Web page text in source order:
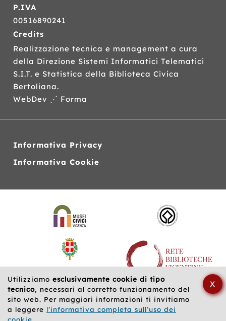
Utilizziamo esclusivamente cookie di tipo
tecnico, necessari al corretto funzionamento del
sito web. Per maggiori informazioni ti invitiamo
a leggere l’informativa completa sull’uso dei
cookie
X
P.IVA
00516890241
Credits
Realizzazione tecnica e management a cura
della Direzione Sistemi Informatici Telematici
S.I.T. e Statistica della Biblioteca Civica
Bertoliana.
WebDev ⋰ Forma
Informativa Privacy
Informativa Cookie